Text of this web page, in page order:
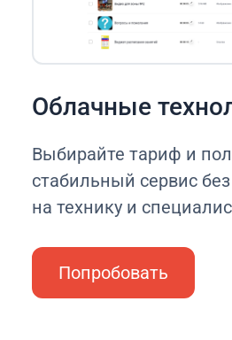
Облачные
Выбирайте тариф и
стабильный сервис
на технику и
Попробовать